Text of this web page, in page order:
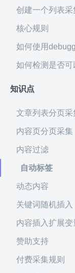
创建一个列表采
核心规则
如何使用
如何检测是否可
知识点
文章列表分页采
内容页分页采集
内容过滤
自动标签
动态内容
关键词随机插入
内容插入扩展变
赞助支持
付费采集规则